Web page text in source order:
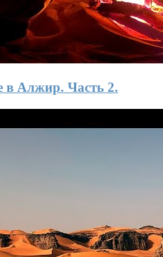
в Алжир. Часть 2.